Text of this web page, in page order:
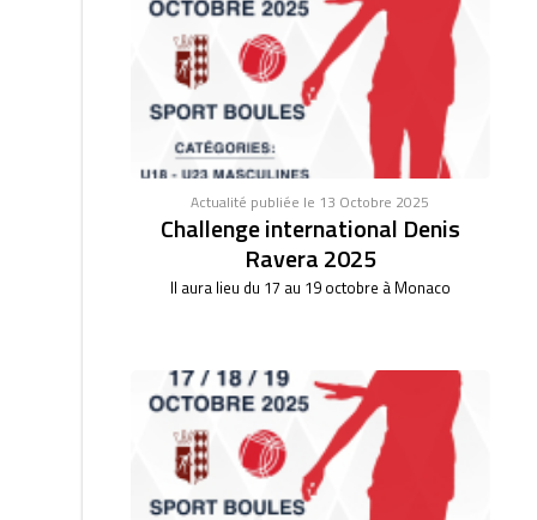
Actualité publiée le 13 Octobre 2025
Challenge international Denis
Ravera 2025
Il aura lieu du 17 au 19 octobre à Monaco